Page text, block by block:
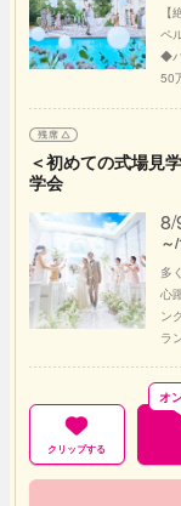
ペ
◆
50
＜初めての式場見
学会
8/
～
多
心
ン
ラ
クリップする
オ